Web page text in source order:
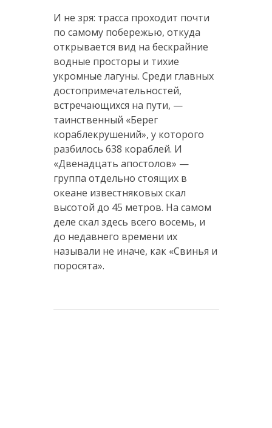
И не зря: трасса проходит почти
по самому побережью, откуда
открывается вид на бескрайние
водные просторы и тихие
укромные лагуны. Среди главных
достопримечательностей,
встречающихся на пути, —
таинственный «Берег
кораблекрушений», у которого
разбилось 638 кораблей. И
«Двенадцать апостолов» —
группа отдельно стоящих в
океане известняковых скал
высотой до 45 метров. На самом
деле скал здесь всего восемь, и
до недавнего времени их
называли не иначе, как «Свинья и
поросята».